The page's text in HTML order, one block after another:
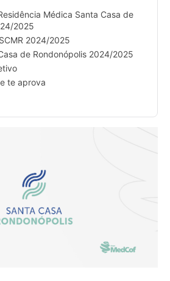
Médica Santa Casa de
2025
2024/2025
de Rondonópolis 2024/2025
te aprova